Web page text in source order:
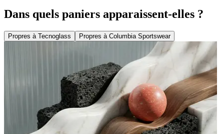
Dans quels paniers apparaissent-elles ?
Propres à Tecnoglass Propres à Columbia Sportswear